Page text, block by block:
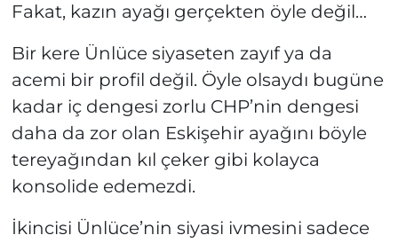
Fakat, kazın ayağı gerçekten öyle değil…
Bir kere Ünlüce siyaseten zayıf ya da
acemi bir profil değil. Öyle olsaydı bugüne
kadar iç dengesi zorlu CHP’nin dengesi
daha da zor olan Eskişehir ayağını böyle
tereyağından kıl çeker gibi kolayca
konsolide edemezdi.
İkincisi Ünlüce’nin siyasi ivmesini sadece